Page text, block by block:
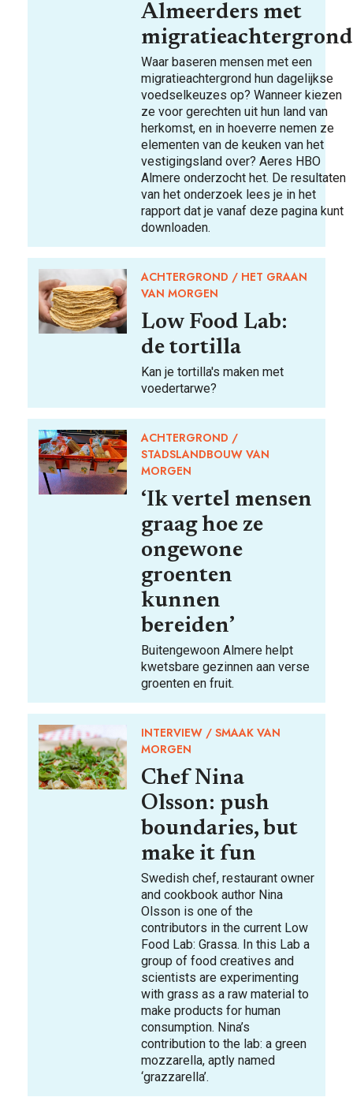
Almeerders met
migratieachtergrond
Waar baseren mensen met een
migratieachtergrond hun dagelijkse
voedselkeuzes op? Wanneer kiezen
ze voor gerechten uit hun land van
herkomst, en in hoeverre nemen ze
elementen van de keuken van het
vestigingsland over? Aeres HBO
Almere onderzocht het. De resultaten
van het onderzoek lees je in het
rapport dat je vanaf deze pagina kunt
downloaden.
ACHTERGROND
HET GRAAN
VAN MORGEN
Low Food Lab:
de tortilla
Kan je tortilla's maken met
voedertarwe?
ACHTERGROND
STADSLANDBOUW VAN
MORGEN
‘Ik vertel mensen
graag hoe ze
ongewone
groenten
kunnen
bereiden’
Buitengewoon Almere helpt
kwetsbare gezinnen aan verse
groenten en fruit.
INTERVIEW
SMAAK VAN
MORGEN
Chef Nina
Olsson: push
boundaries, but
make it fun
Swedish chef, restaurant owner
and cookbook author Nina
Olsson is one of the
contributors in the current Low
Food Lab: Grassa. In this Lab a
group of food creatives and
scientists are experimenting
with grass as a raw material to
make products for human
consumption. Nina’s
contribution to the lab: a green
mozzarella, aptly named
‘grazzarella’.